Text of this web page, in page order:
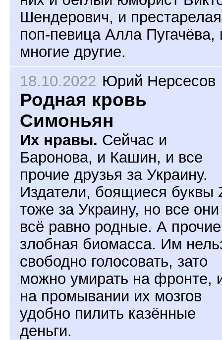
Шендерович, и престарелая
поп-певица Алла Пугачёва,
многие другие.
18.10.2022 Юрий Нерсесов
Родная кровь
Симоньян
Их нравы. Сейчас и
Баронова, и Кашин, и все
прочие друзья за Украину.
Издатели, боящиеся буквы
тоже за Украину, но все они
всё равно родные. А
злобная биомасса. Им
свободно голосовать, зато
можно умирать на фронте,
на промывании их мозгов
удобно пилить казённые
деньги.